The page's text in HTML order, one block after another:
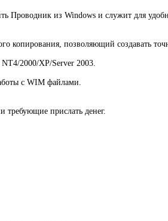
Проводник из Windows и служит для
копирования, позволяющий создавать
NT4/2000/XP/Server 2003.
с WIM файлами.
прислать денег.